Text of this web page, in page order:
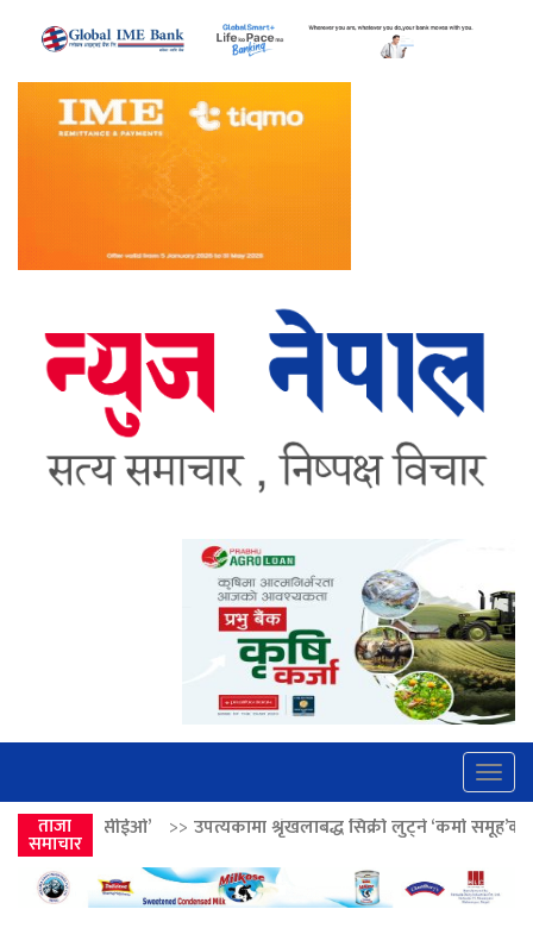
ताजा
समाचार
उपत्यकामा श्रृंखलाबद्ध सिक्री लुट्ने ‘कर्मा समूह’का नाइकेसहित पाँच